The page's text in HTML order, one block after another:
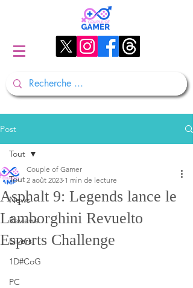
Post
Tout
News
Reviews
Divers
1D#CoG
PC
Tout
Asphalt 9: Legends lance le
Lamborghini Revuelto
Esports Challenge
Couple of Gamer
2 août 2023 1 min de lecture